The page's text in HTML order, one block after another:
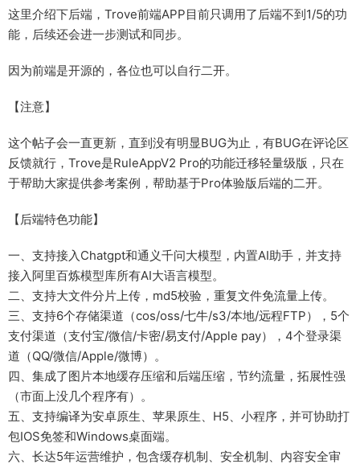
这里介绍下后端，Trove前端APP目前只调用了后端不到1/5的功
能，后续还会进一步测试和同步。
因为前端是开源的，各位也可以自行二开。
【注意】
这个帖子会一直更新，直到没有明显BUG为止，有BUG在评论区
反馈就行，Trove是RuleAppV2 Pro的功能迁移轻量级版，只在
于帮助大家提供参考案例，帮助基于Pro体验版后端的二开。
【后端特色功能】
一、支持接入Chatgpt和通义千问大模型，内置AI助手，并支持
接入阿里百炼模型库所有AI大语言模型。
二、支持大文件分片上传，md5校验，重复文件免流量上传。
三、支持6个存储渠道（cos/oss/七牛/s3/本地/远程FTP），5个
支付渠道（支付宝/微信/卡密/易支付/Apple pay），4个登录渠
道（QQ/微信/Apple/微博）。
四、集成了图片本地缓存压缩和后端压缩，节约流量，拓展性强
（市面上没几个程序有）。
五、支持编译为安卓原生、苹果原生、H5、小程序，并可协助打
包IOS免签和Windows桌面端。
六、长达5年运营维护，包含缓存机制、安全机制、内容安全审